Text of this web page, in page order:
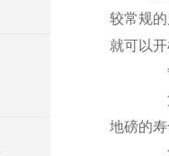
较常规
就可以
地磅的